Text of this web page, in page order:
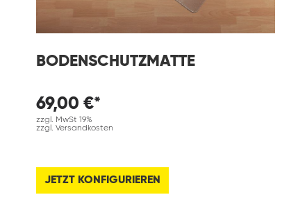
BODENSCHUTZMATTE
69,00 €*
zzgl. MwSt 19%
zzgl. Versandkosten
JETZT KONFIGURIEREN